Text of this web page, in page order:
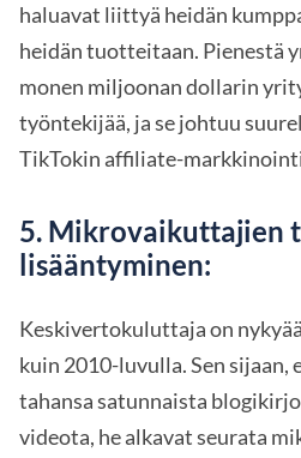
haluavat liittyä heidän
heidän tuotteitaan. Pienestä
monen miljoonan dollarin
työntekijää, ja se johtuu
TikTokin affiliate-
5. Mikrovaikuttajien
lisääntyminen:
Keskivertokuluttaja on
kuin 2010-luvulla. Sen
tahansa satunnaista
videota, he alkavat seurata